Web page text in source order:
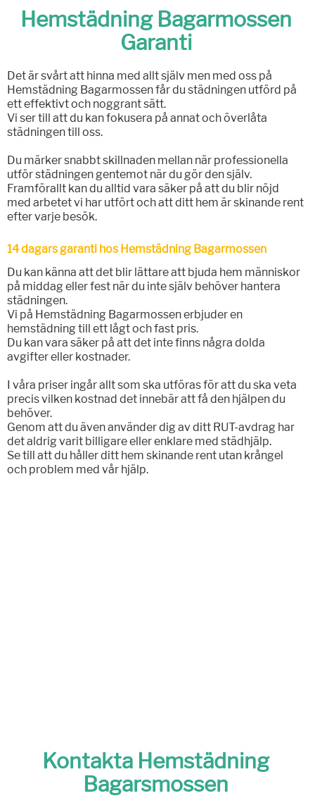
Hemstädning Bagarmossen
Garanti
Det är svårt att hinna med allt själv men med oss på
Hemstädning Bagarmossen får du städningen utförd på
ett effektivt och noggrant sätt.
Vi ser till att du kan fokusera på annat och överlåta
städningen till oss.
Du märker snabbt skillnaden mellan när professionella
utför städningen gentemot när du gör den själv.
Framförallt kan du alltid vara säker på att du blir nöjd
med arbetet vi har utfört och att ditt hem är skinande rent
efter varje besök.
14 dagars garanti hos Hemstädning Bagarmossen
Du kan känna att det blir lättare att bjuda hem människor
på middag eller fest när du inte själv behöver hantera
städningen.
Vi på Hemstädning Bagarmossen erbjuder en
hemstädning till ett lågt och fast pris.
Du kan vara säker på att det inte finns några dolda
avgifter eller kostnader.
I våra priser ingår allt som ska utföras för att du ska veta
precis vilken kostnad det innebär att få den hjälpen du
behöver.
Genom att du även använder dig av ditt RUT-avdrag har
det aldrig varit billigare eller enklare med städhjälp.
Se till att du håller ditt hem skinande rent utan krångel
och problem med vår hjälp.
Kontakta Hemstädning
Bagarsmossen